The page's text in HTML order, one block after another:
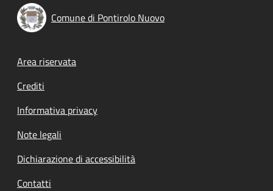
Comune di Pontirolo Nuovo
Footer menu
Area riservata
Crediti
Informativa privacy
Note legali
Dichiarazione di accessibilità
Contatti